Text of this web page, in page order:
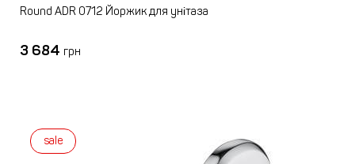
Round ADR 0712 Йоржик для унітаза
3 684 грн
sale